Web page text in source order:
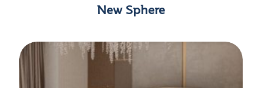
New Sphere